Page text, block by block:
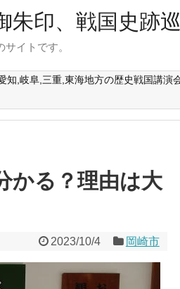
朱印、戦国史跡
イトです。
知,岐阜,三重,東海地方の歴史戦国講演
かる？理由は大
2023/10/4 岡崎市